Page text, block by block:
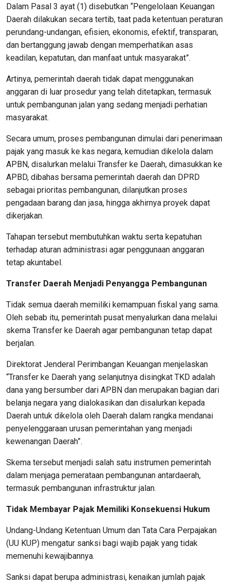
Dalam Pasal 3 ayat (1) disebutkan “Pengelolaan Keuangan
Daerah dilakukan secara tertib, taat pada ketentuan peraturan
perundang-undangan, efisien, ekonomis, efektif, transparan,
dan bertanggung jawab dengan memperhatikan asas
keadilan, kepatutan, dan manfaat untuk masyarakat”.
Artinya, pemerintah daerah tidak dapat menggunakan
anggaran di luar prosedur yang telah ditetapkan, termasuk
untuk pembangunan jalan yang sedang menjadi perhatian
masyarakat.
Secara umum, proses pembangunan dimulai dari penerimaan
pajak yang masuk ke kas negara, kemudian dikelola dalam
APBN, disalurkan melalui Transfer ke Daerah, dimasukkan ke
APBD, dibahas bersama pemerintah daerah dan DPRD
sebagai prioritas pembangunan, dilanjutkan proses
pengadaan barang dan jasa, hingga akhirnya proyek dapat
dikerjakan.
Tahapan tersebut membutuhkan waktu serta kepatuhan
terhadap aturan administrasi agar penggunaan anggaran
tetap akuntabel.
Transfer Daerah Menjadi Penyangga Pembangunan
Tidak semua daerah memiliki kemampuan fiskal yang sama.
Oleh sebab itu, pemerintah pusat menyalurkan dana melalui
skema Transfer ke Daerah agar pembangunan tetap dapat
berjalan.
Direktorat Jenderal Perimbangan Keuangan menjelaskan
“Transfer ke Daerah yang selanjutnya disingkat TKD adalah
dana yang bersumber dari APBN dan merupakan bagian dari
belanja negara yang dialokasikan dan disalurkan kepada
Daerah untuk dikelola oleh Daerah dalam rangka mendanai
penyelenggaraan urusan pemerintahan yang menjadi
kewenangan Daerah”.
Skema tersebut menjadi salah satu instrumen pemerintah
dalam menjaga pemerataan pembangunan antardaerah,
termasuk pembangunan infrastruktur jalan.
Tidak Membayar Pajak Memiliki Konsekuensi Hukum
Undang-Undang Ketentuan Umum dan Tata Cara Perpajakan
(UU KUP) mengatur sanksi bagi wajib pajak yang tidak
memenuhi kewajibannya.
Sanksi dapat berupa administrasi, kenaikan jumlah pajak